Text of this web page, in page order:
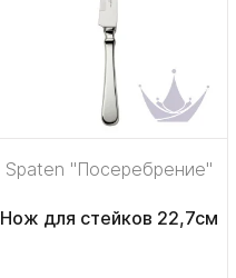
Spaten "Посеребрение"
Нож для стейков 22,7см